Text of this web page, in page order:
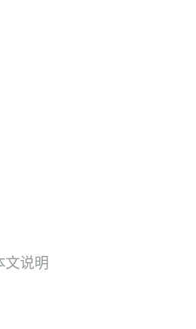
文说明